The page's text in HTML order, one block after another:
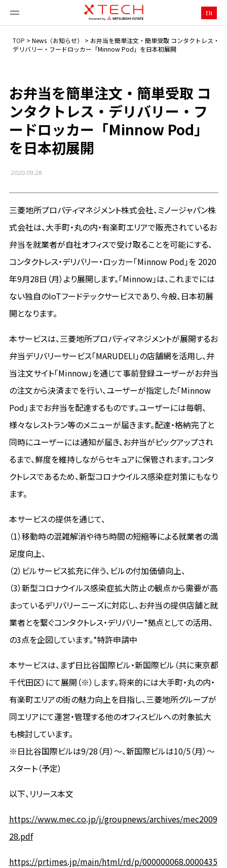
EN
TOP > News（お知らせ） > お弁当を簡単注文・簡単受取 コンタクトレス・
デリバリー・フードロッカー「Minnow Pod」を日本初展開
お弁当を簡単注文・簡単受取 コ
ンタクトレス・デリバリー・フ
ードロッカー「Minnow Pod」
を日本初展開
2020.09.28
三菱地所プロパティマネジメント株式会社、ミノージャパン株
式会社は、大手町・丸の内・有楽町エリアで販売されているお
弁当を就業者が自社オフィスで受け取ることを可能にする、
コンタクトレス・デリバリー・ロッカー「Minnow Pod」を 2020
年9月28日（月）より展開します。「Minnow」は、これまでには
ない独自のIoTフードテックサービスであり、今般、日本初展
開となります。
本サービスは、三菱地所プロパティマネジメントが展開するお
弁当デリバリーサービス「MARUDELI」の店舗網を活用し、弁
当注文サイト「Minnow」を通じて事前登録ユーザーがお弁当
の注文から決済までを行い、ユーザーが指定した「Minnow
Pod」までお弁当を配達するものです。ユーザーには毎朝、
様々なレストラン等のメニューが届きます。配達・格納完了と
同時にユーザーには通知が届き、お弁当がピックアップされ
るまで、鮮度を維持しながらセキュアに保管されます。コンタ
クトレスであるため、新型コロナウイルス感染症対策にもなり
ます。
本サービスの提供を通じて、
（1）移動時の混雑解消や待ち時間の短縮等による就業者の満
足度向上、
（2）ビルサービス拡充に伴う、ビルの付加価値向上、
（3）新型コロナウイルス感染症拡大防止の観点から需要が高
まっているデリバリーニーズに対応し、お弁当の提供店舗と就
業者とを繋ぐコンタクトレス・デリバリー*拠点としての活用、
の3点を企図しています。*特許申請中
本サービスは、まず日比谷国際ビル・新国際ビル（共に東京都
千代田区）にて展開（※）します。将来的には大手町・丸の内・
有楽町エリアの街の魅力向上を目指し、三菱地所グループが
同エリアにて運営・管理する他のオフィスビルへの対象拡大
も検討しています。
※日比谷国際ビルは9/28（月）～、新国際ビルは10/5（月）～
スタート（予定）
以下、リリース本文
https://www.mec.co.jp/j/groupnews/archives/mec2009
28.pdf
https://prtimes.jp/main/html/rd/p/000000068.0000435